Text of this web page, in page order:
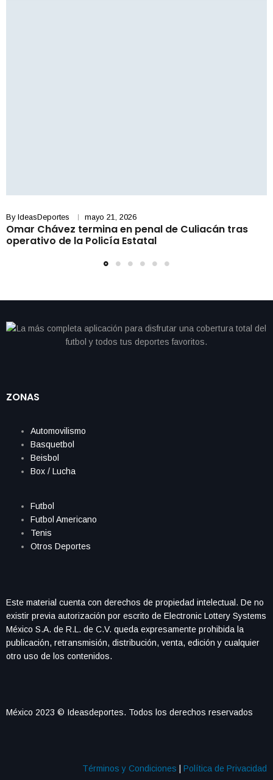
By IdeasDeportes mayo 21, 2026
Omar Chávez termina en penal de Culiacán tras
operativo de la Policía Estatal
ZONAS
Automovilismo
Basquetbol
Beisbol
Box / Lucha
Futbol
Futbol Americano
Tenis
Otros Deportes
Este material cuenta con derechos de propiedad intelectual. De no
existir previa autorización por escrito de Electronic Lottery Systems
México S.A. de R.L. de C.V. queda expresamente prohibida la
publicación, retransmisión, distribución, venta, edición y cualquier
otro uso de los contenidos.
México 2023 © Ideasdeportes. Todos los derechos reservados
Términos y Condiciones Política de Privacidad